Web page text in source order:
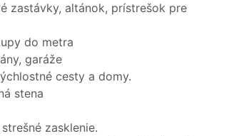
zastávky, altánok, prístrešok pre
do metra
garáže
cesty a domy.
stena
zasklenie.